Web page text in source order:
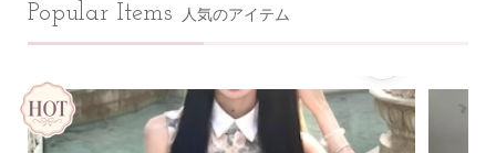
Popular Items 人気のアイテム